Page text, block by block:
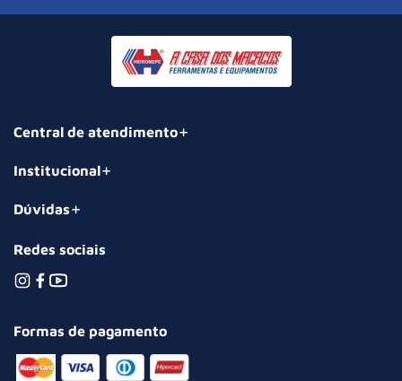
Central de atendimento
Institucional
Dúvidas
Redes sociais
Formas de pagamento